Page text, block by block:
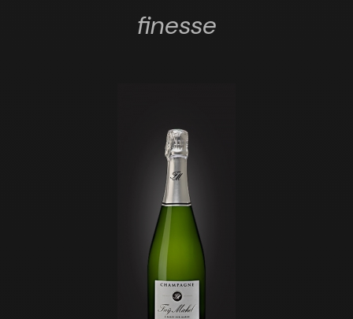
finesse